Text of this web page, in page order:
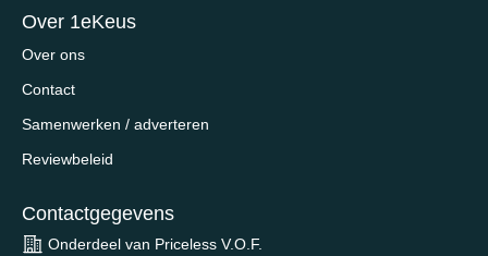
Over 1eKeus
Over ons
Contact
Samenwerken / adverteren
Reviewbeleid
Contactgegevens
Onderdeel van Priceless V.O.F.